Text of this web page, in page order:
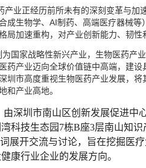
业正经历前所未有的深刻变革与加
成生物学、AI制药、高端医疗器械
局加速重构，对产业创新能力、韧性
国家战略性新兴产业，生物医药产
药产业迈向全球价值链中高端，建
圳市高度重视生物医药产业发展，
和产业高地。
深圳市南山区创新发展促进中
科技生态园7栋B座3层南山知
展开交流与讨论，旨在挖掘医
康行业企业的发展方向。